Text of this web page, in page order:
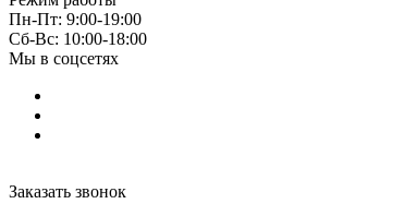
Пн-Пт: 9:00-19:00
Cб-Вс: 10:00-18:00
Мы в соцсетях
Заказать звонок